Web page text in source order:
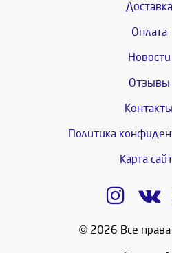
Доставка
Оплата
Новости
Отзывы
Контакты
Политика
Карта
© 2026 Все